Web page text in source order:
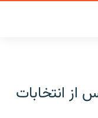
از انتخابات